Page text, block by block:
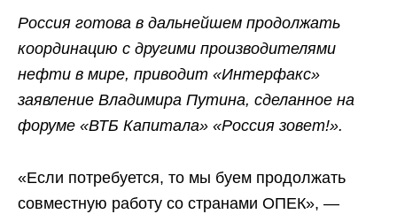
Россия готова в дальнейшем продолжать
координацию с другими производителями
нефти в мире, приводит «Интерфакс»
заявление Владимира Путина, сделанное на
форуме «ВТБ Капитала» «Россия зовет!».
«Если потребуется, то мы буем продолжать
совместную работу со странами ОПЕК», —